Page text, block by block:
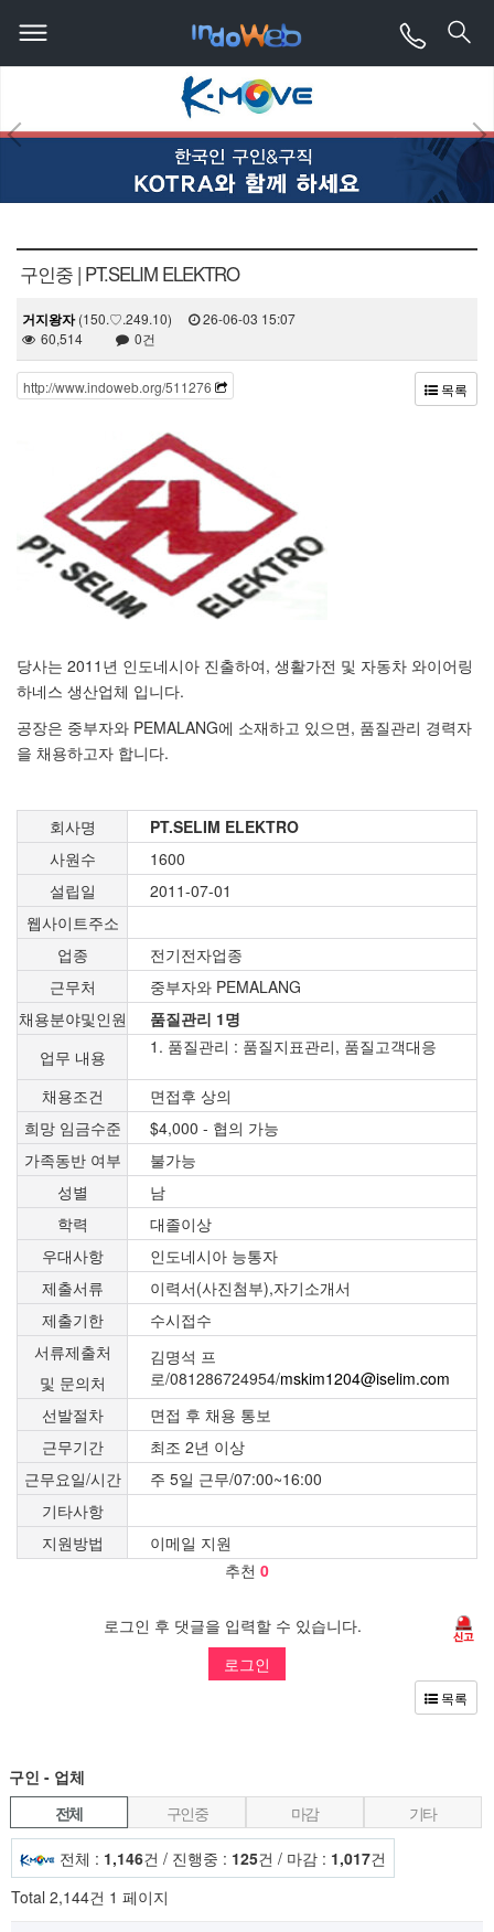
구인중 | PT.SELIM ELEKTRO
거지왕자(150.♡.249.10)
26-06-03 15:07
60,514
0건
http://www.indoweb.org/511276 목록
당사는 2011년 인도네시아 진출하여, 생활가전 및 자동차 와이어링
하네스 생산업체 입니다.
공장은 중부자와 PEMALANG에 소재하고 있으면, 품질관리 경력자
을 채용하고자 합니다.
회사명
PT.SELIM ELEKTRO
사원수
1600
설립일
2011-07-01
웹사이트주소
업종
전기전자업종
근무처
중부자와 PEMALANG
채용분야및인원
품질관리 1명
업무 내용
1. 품질관리 : 품질지표관리, 품질고객대응
채용조건
면접후 상의
희망 임금수준
$4,000 - 협의 가능
가족동반 여부
불가능
성별
남
학력
대졸이상
우대사항
인도네시아 능통자
제출서류
이력서(사진첨부),자기소개서
제출기한
수시접수
서류제출처
및 문의처
김명석 프
로/081286724954/mskim1204@iselim.com
선발절차
면접 후 채용 통보
근무기간
최조 2년 이상
근무요일/시간
주 5일 근무/07:00~16:00
기타사항
지원방법
이메일 지원
추천 0
로그인 후 댓글을 입력할 수 있습니다.
로그인
목록
구인 - 업체
전체
구인중 마감 기타
전체 : 1,146건 / 진행중 : 125건 / 마감 : 1,017건
Total 2,144건 1 페이지